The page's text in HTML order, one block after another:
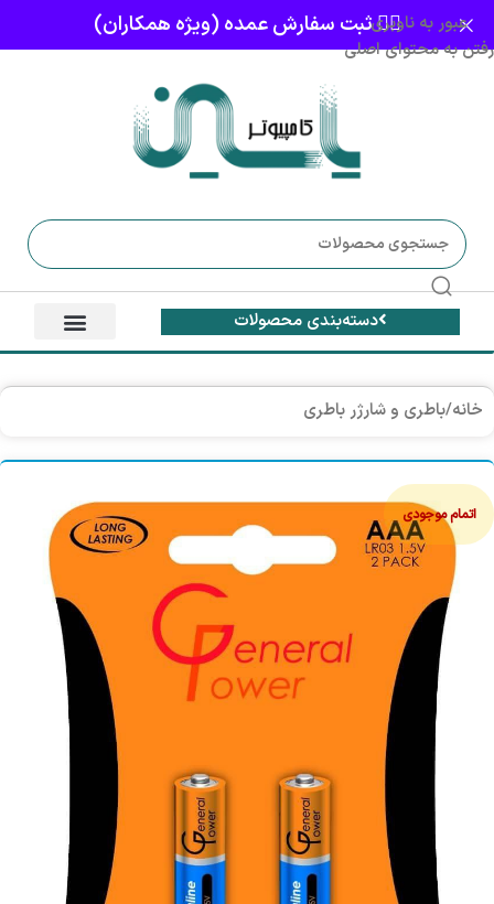
عبور به ناوبری
رفتن به محتوای اصلی
👈🏻 ثبت سفارش عمده (ویژه همکاران)
دسته‌بندی محصولات
خانه/باطری و شارژر باطری
اتمام موجودی